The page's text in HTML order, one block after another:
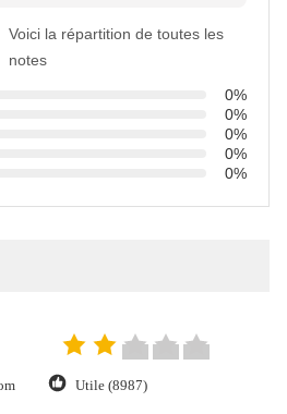
Voici la répartition de toutes les
notes
0%
0%
0%
0%
0%
Utile (8987)